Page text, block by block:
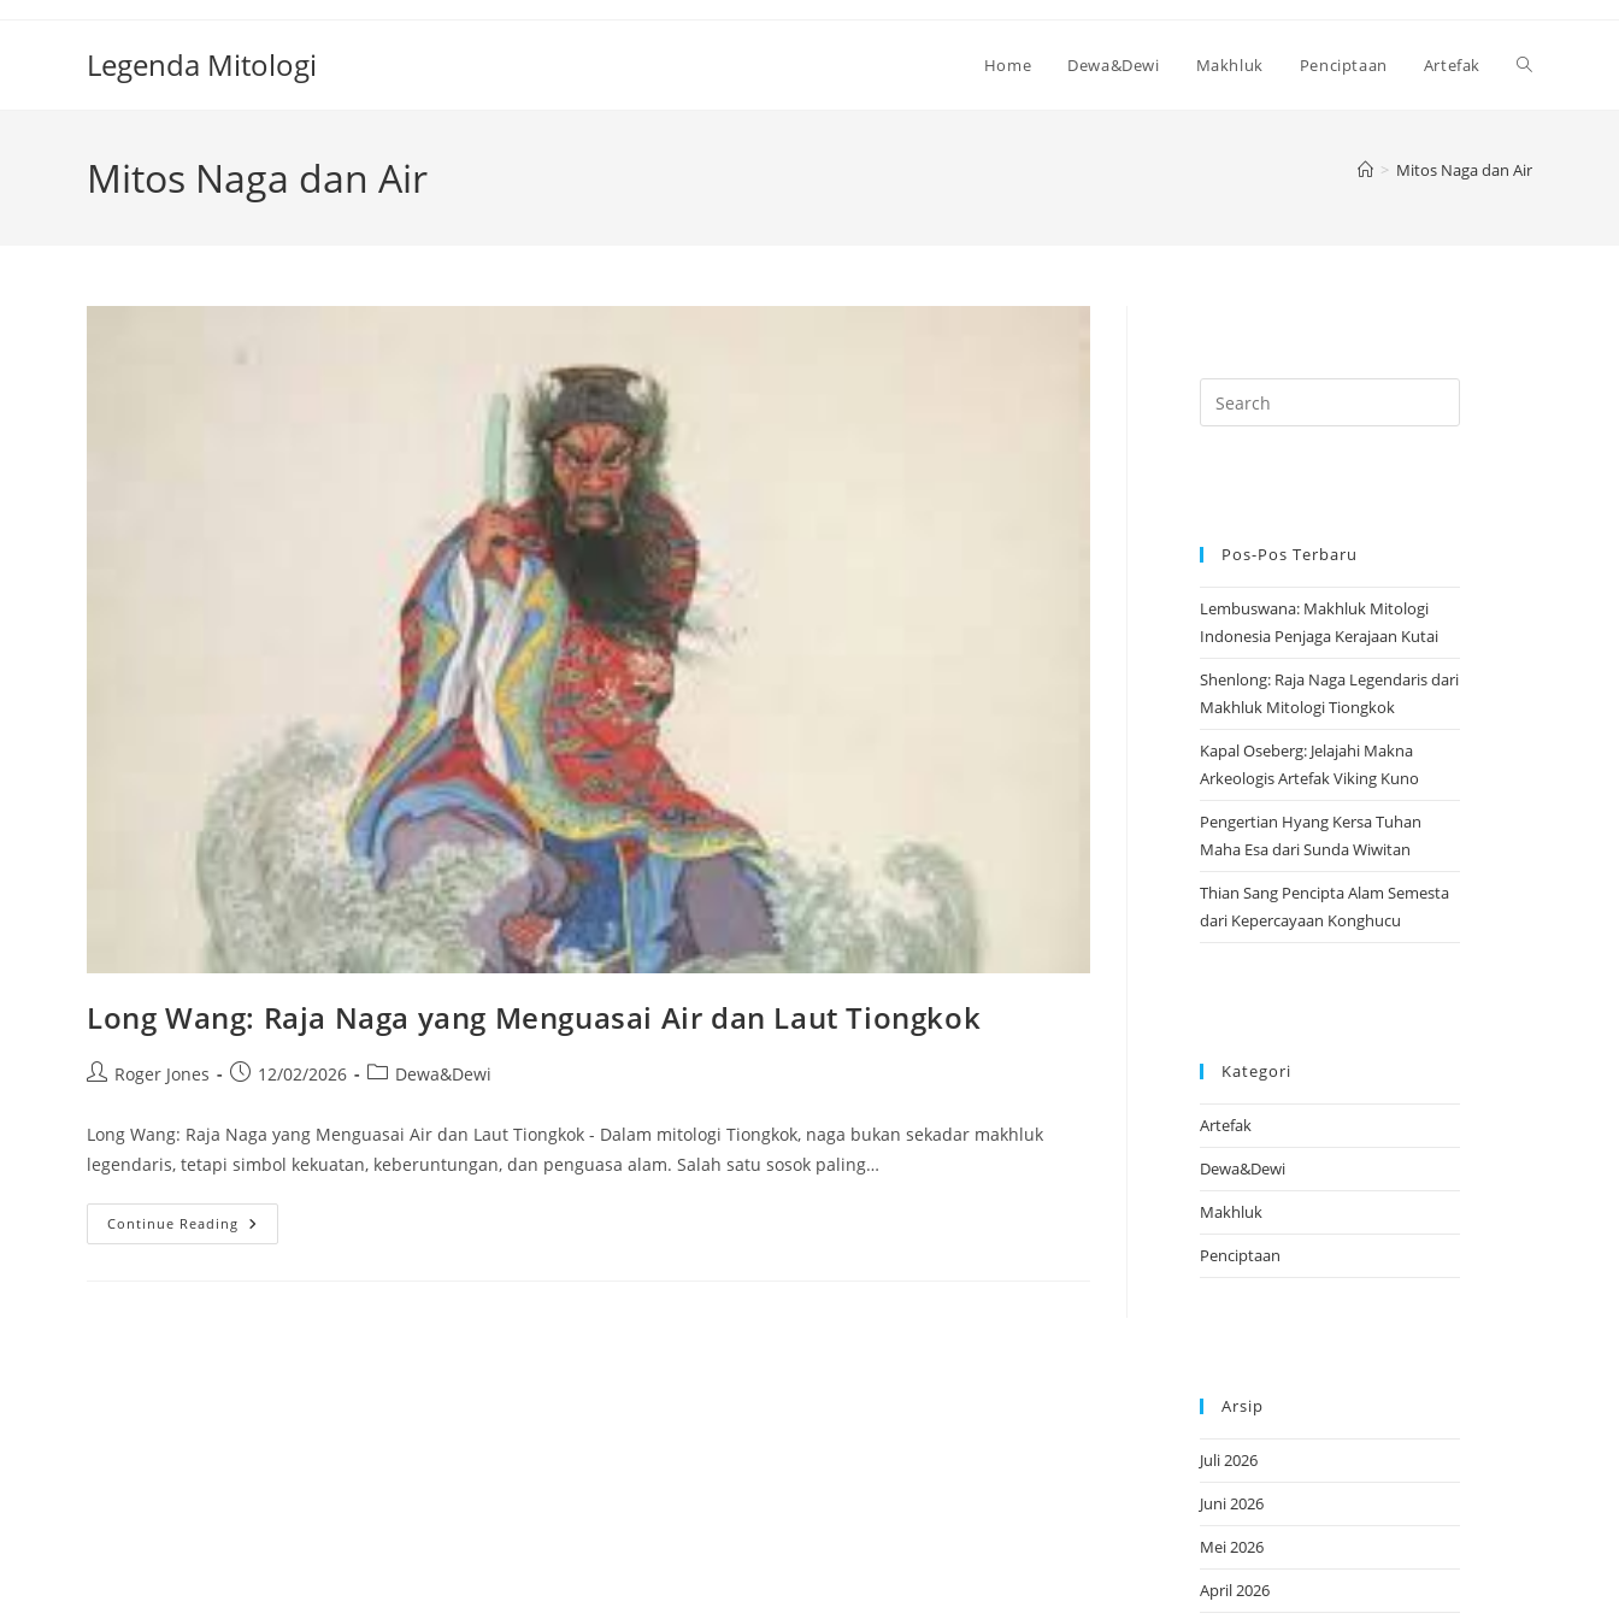
Legenda Mitologi Home Dewa&Dewi Makhluk Penciptaan Artefak Toggle
Mitos Naga dan Air > Mitos Naga dan Air
Long Wang: Raja Naga yang Menguasai Air dan Laut Tiongkok
PostRoger Jones
Post12/02/2026
PostDewa&Dewi
Long Wang: Raja Naga yang Menguasai Air dan Laut Tiongkok - Dalam mitologi Tiongkok, naga bukan sekadar makhluk
legendaris, tetapi simbol kekuatan, keberuntungan, dan penguasa alam. Salah satu sosok paling…
Continue Reading Long
Wang:
Pos-Pos Terbaru
Lembuswana: Makhluk Mitologi
Indonesia Penjaga Kerajaan Kutai
Shenlong: Raja Naga Legendaris dari
Makhluk Mitologi Tiongkok
Kapal Oseberg: Jelajahi Makna
Arkeologis Artefak Viking Kuno
Pengertian Hyang Kersa Tuhan
Maha Esa dari Sunda Wiwitan
Thian Sang Pencipta Alam Semesta
dari Kepercayaan Konghucu
Kategori
Artefak
Dewa&Dewi
Makhluk
Penciptaan
Arsip
Juli 2026
Juni 2026
Mei 2026
April 2026